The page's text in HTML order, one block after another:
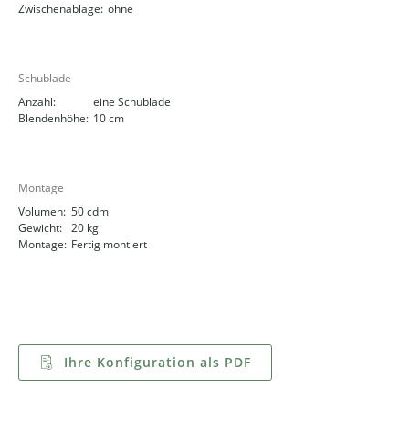
Zwischenablage: ohne
Schublade
Anzahl:
eine Schublade
Blendenhöhe: 10 cm
Montage
Volumen: 50 cdm
Gewicht: 20 kg
Montage: Fertig montiert
Ihre Konfiguration als PDF